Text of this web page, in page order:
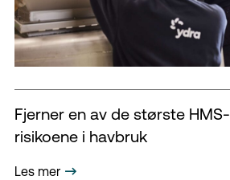
Fjerner en av de største HMS-
risikoene i havbruk
Les mer